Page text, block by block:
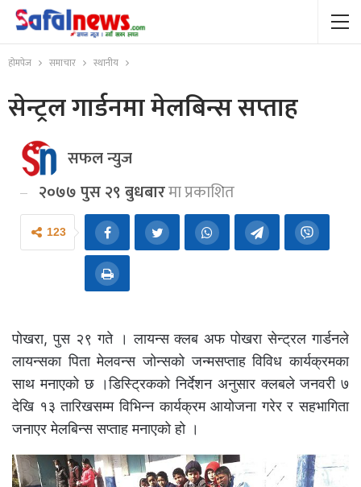
होमपेज समाचार स्थानीय
सेन्ट्रल गार्डनमा मेलबिन्स सप्ताह
सफल न्युज
२०७७ पुस २९ बुधबारमा प्रकाशित
123
पोखरा, पुस २९ गते । लायन्स क्लब अफ पोखरा सेन्ट्रल गार्डनले
लायन्सका पिता मेलवन्स जोन्सको जन्मसप्ताह विविध कार्यक्रमका
साथ मनाएको छ ।डिस्ट्रिकको निर्देशन अनुसार क्लबले जनवरी ७
देखि १३ तारिखसम्म विभिन्न कार्यक्रम आयोजना गरेर र सहभागिता
जनाएर मेलबिन्स सप्ताह मनाएको हो ।